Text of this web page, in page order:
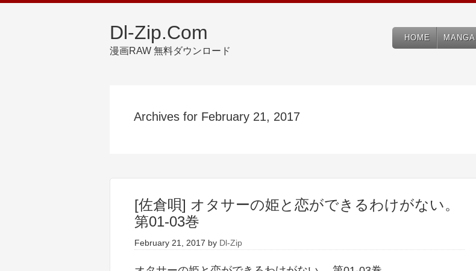
Dl-Zip.Com
漫画RAW 無料ダウンロード
HOME MANGA
Archives for February 21, 2017
[佐倉唄] オタサーの姫と恋ができるわけがない。
第01-03巻
February 21, 2017 by Dl-Zip